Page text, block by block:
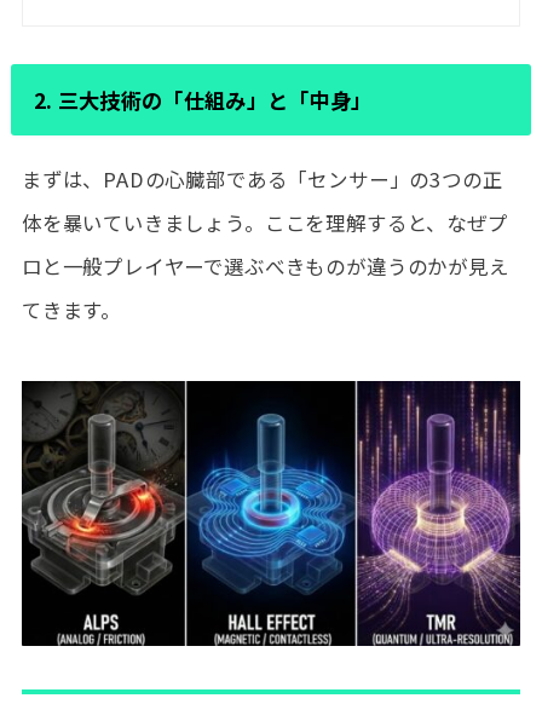
2. 三大技術の「仕組み」と「中身」
まずは、PADの心臓部である「センサー」の3つの正
体を暴いていきましょう。ここを理解すると、なぜプ
ロと一般プレイヤーで選ぶべきものが違うのかが見え
てきます。